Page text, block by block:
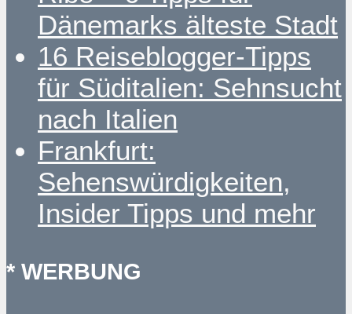
Dänemarks älteste Stadt
16 Reiseblogger-Tipps
für Süditalien: Sehnsucht
nach Italien
Frankfurt:
Sehenswürdigkeiten,
Insider Tipps und mehr
* WERBUNG